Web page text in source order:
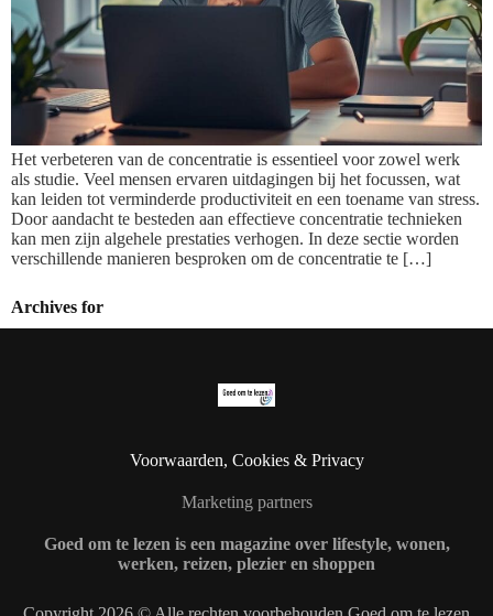
Het verbeteren van de concentratie is essentieel voor zowel werk
als studie. Veel mensen ervaren uitdagingen bij het focussen, wat
kan leiden tot verminderde productiviteit en een toename van stress.
Door aandacht te besteden aan effectieve concentratie technieken
kan men zijn algehele prestaties verhogen. In deze sectie worden
verschillende manieren besproken om de concentratie te […]
Archives for
Voorwaarden, Cookies & Privacy
Marketing partners
Goed om te lezen is een magazine over lifestyle, wonen,
werken, reizen, plezier en shoppen